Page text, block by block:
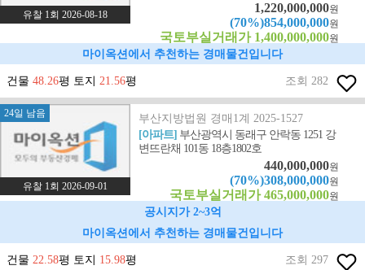
유찰 1회 2026-08-18 1,220,000,000원
(70%)854,000,000원
국토부실거래가 1,400,000,000원
마이옥션에서 추천하는 경매물건입니다
건물 48.26평 토지 21.56평 조회 282
24일 남음
유찰 1회 2026-09-01
부산지방법원 경매1계 2025-1527
[아파트] 부산광역시 동래구 안락동 1251 강
변뜨란채 101동 18층1802호
440,000,000원
(70%)308,000,000원
국토부실거래가 465,000,000원
공시지가 2~3억
마이옥션에서 추천하는 경매물건입니다
건물 22.58평 토지 15.98평 조회 297